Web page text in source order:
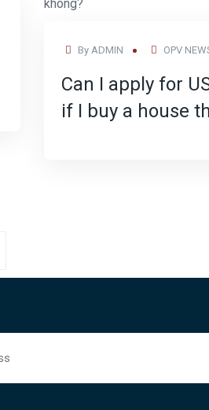
ByADMIN OPV
Can I apply for
if I buy a house